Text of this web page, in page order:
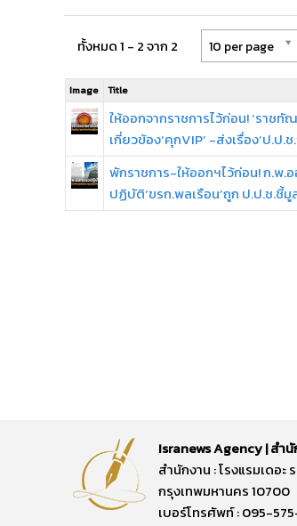
ทั้งหมด 1 - 2 จาก 2 10 per page
Image Title
ให้ออกจากราชการไว้ก่อน! ‘ราชทั
เกี่ยวข้อง‘คุกVIP’ -ส่งเรื่อง‘ป.ป.
พักราชการ-ให้ออกฯไว้ก่อน! ก.พ.
ปฏิบัติ‘ขรก.พลเรือน’ถูก ป.ป.ช.ชี้
Isranews Agency | สำ
สำนักงาน : โรงแรมเดอ
กรุงเทพมหานคร 10700
เบอร์โทรศัพท์ : 095-